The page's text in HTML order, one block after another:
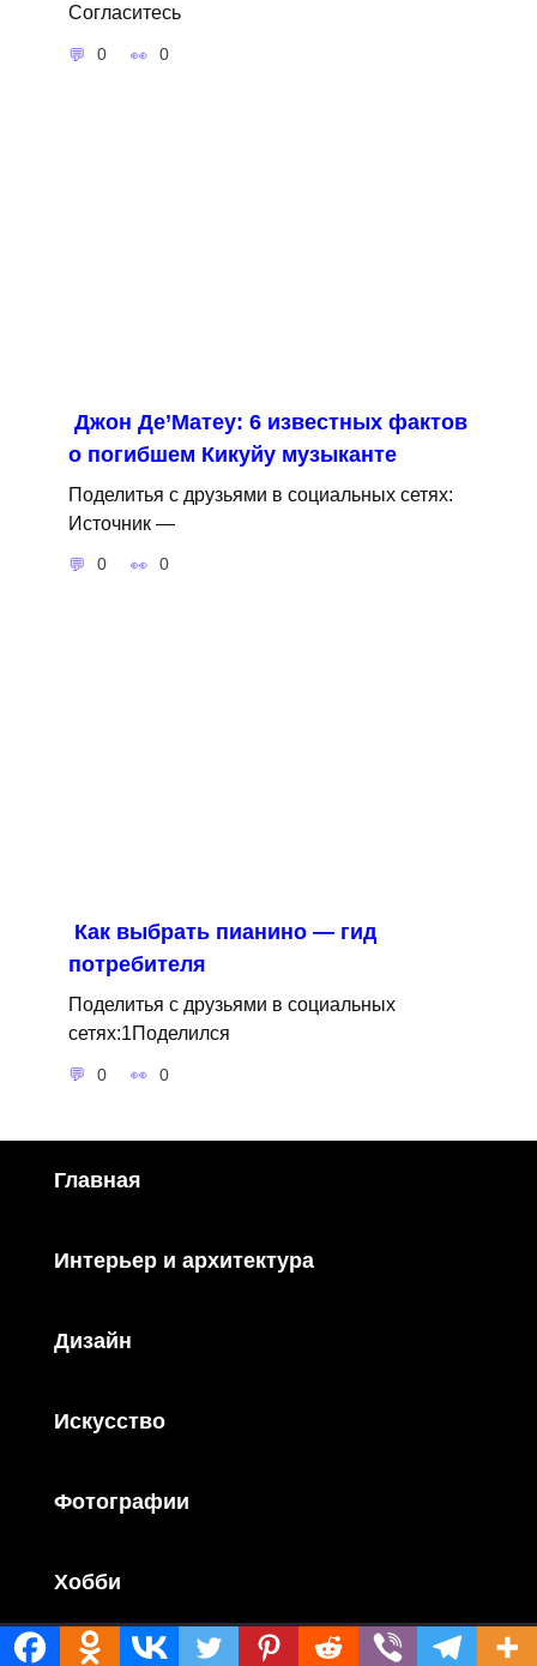
Согласитесь
0 0
Джон Де’Матеу: 6 известных фактов
о погибшем Кикуйу музыканте
Поделитья с друзьями в социальных сетях:
Источник —
0 0
Как выбрать пианино — гид
потребителя
Поделитья с друзьями в социальных
сетях:1Поделился
0 0
Главная
Интерьер и архитектура
Дизайн
Искусство
Фотографии
Хобби